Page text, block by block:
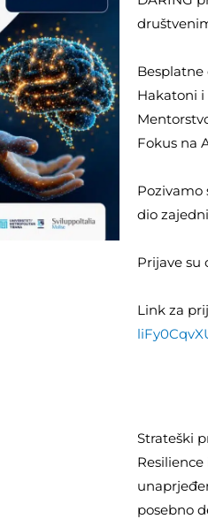
Hakatoni i
Fokus na
Pozivamo
dio
Prijave su
Link za
Strateški
posebno